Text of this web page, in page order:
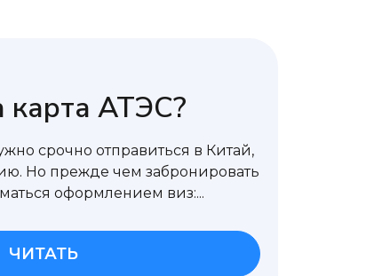
АТЭС?
срочно отправиться в Китай,
Но прежде чем забронировать
оформлением виз:...
ЧИТАТЬ